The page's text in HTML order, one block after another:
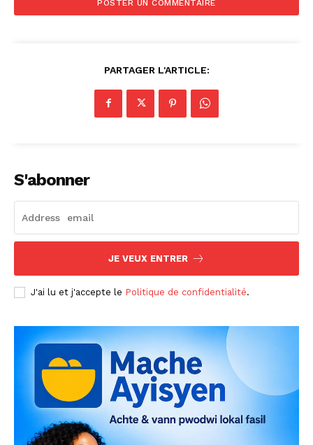
PARTAGER L'ARTICLE:
S'abonner
JE VEUX ENTRER
J'ai lu et j'accepte le Politique de confidentialité.